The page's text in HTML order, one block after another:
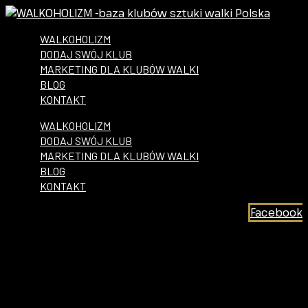
WALKOHOLIZM
DODAJ SWÓJ KLUB
MARKETING DLA KLUBÓW WALKI
BLOG
KONTAKT
WALKOHOLIZM
DODAJ SWÓJ KLUB
MARKETING DLA KLUBÓW WALKI
BLOG
KONTAKT
Facebook